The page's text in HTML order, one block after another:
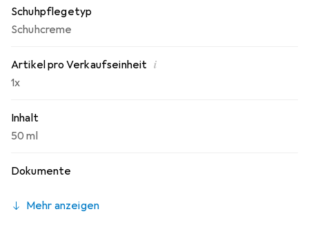
Schuhpflegetyp
Schuhcreme
Artikel pro Verkaufseinheit i
1x
Inhalt
50 ml
Dokumente
Mehr anzeigen